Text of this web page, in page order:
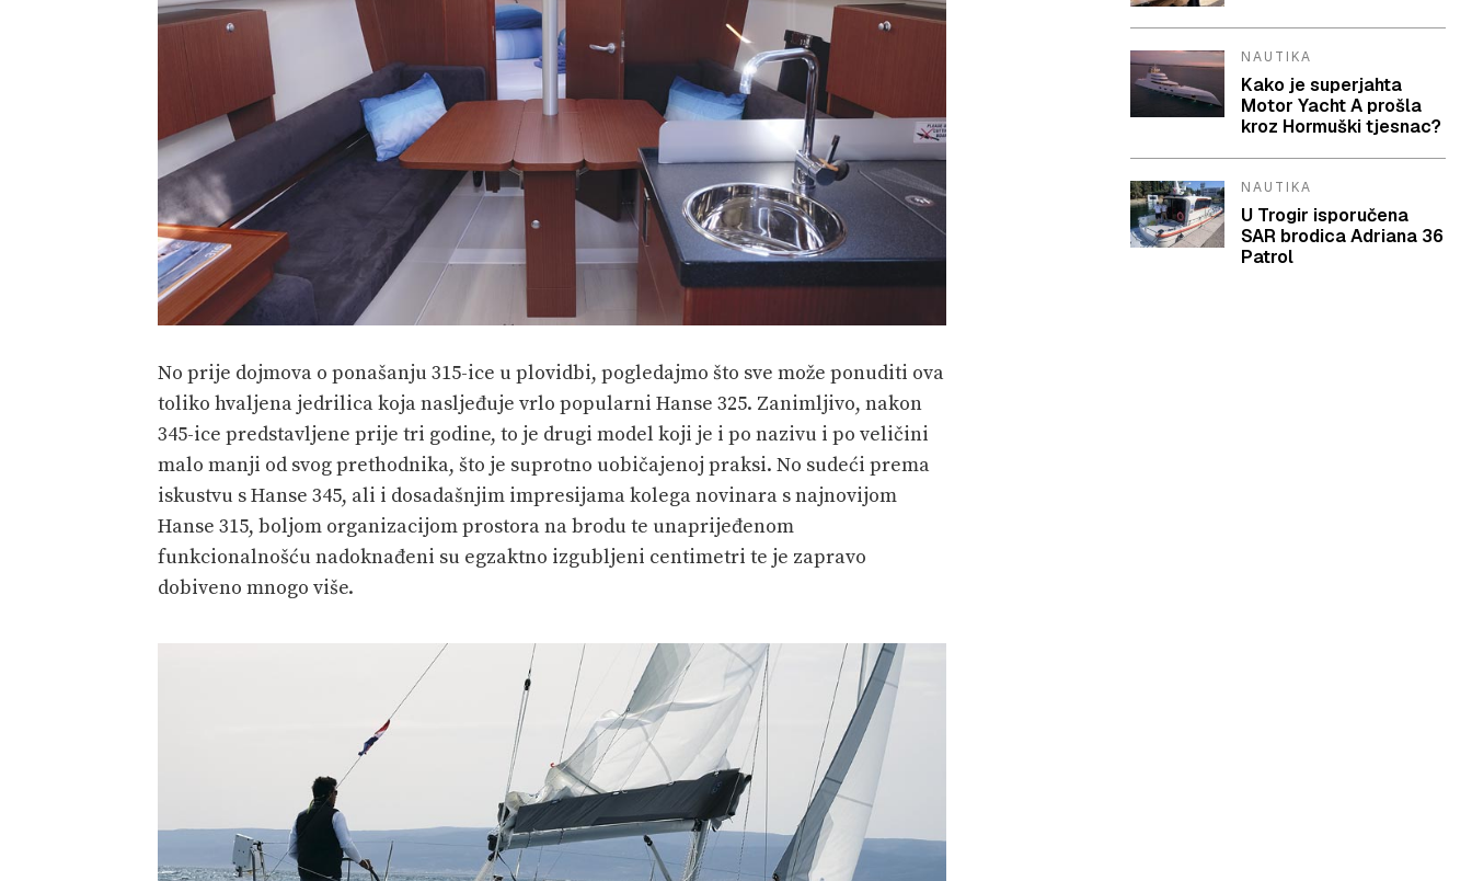
No prije dojmova o ponašanju 315-ice u plovidbi, pogledajmo što sve može ponuditi ova
toliko hvaljena jedrilica koja nasljeđuje vrlo popularni Hanse 325. Zanimljivo, nakon
345-ice predstavljene prije tri godine, to je drugi model koji je i po nazivu i po veličini
malo manji od svog prethodnika, što je suprotno uobičajenoj praksi. No sudeći prema
iskustvu s Hanse 345, ali i dosadašnjim impresijama kolega novinara s najnovijom
Hanse 315, boljom organizacijom prostora na brodu te unaprijeđenom
funkcionalnošću nadoknađeni su egzaktno izgubljeni centimetri te je zapravo
dobiveno mnogo više.
NAUTIKA
Kako je superjahta
Motor Yacht A prošla
kroz Hormuški tjesnac?
NAUTIKA
U Trogir isporučena
SAR brodica Adriana 36
Patrol